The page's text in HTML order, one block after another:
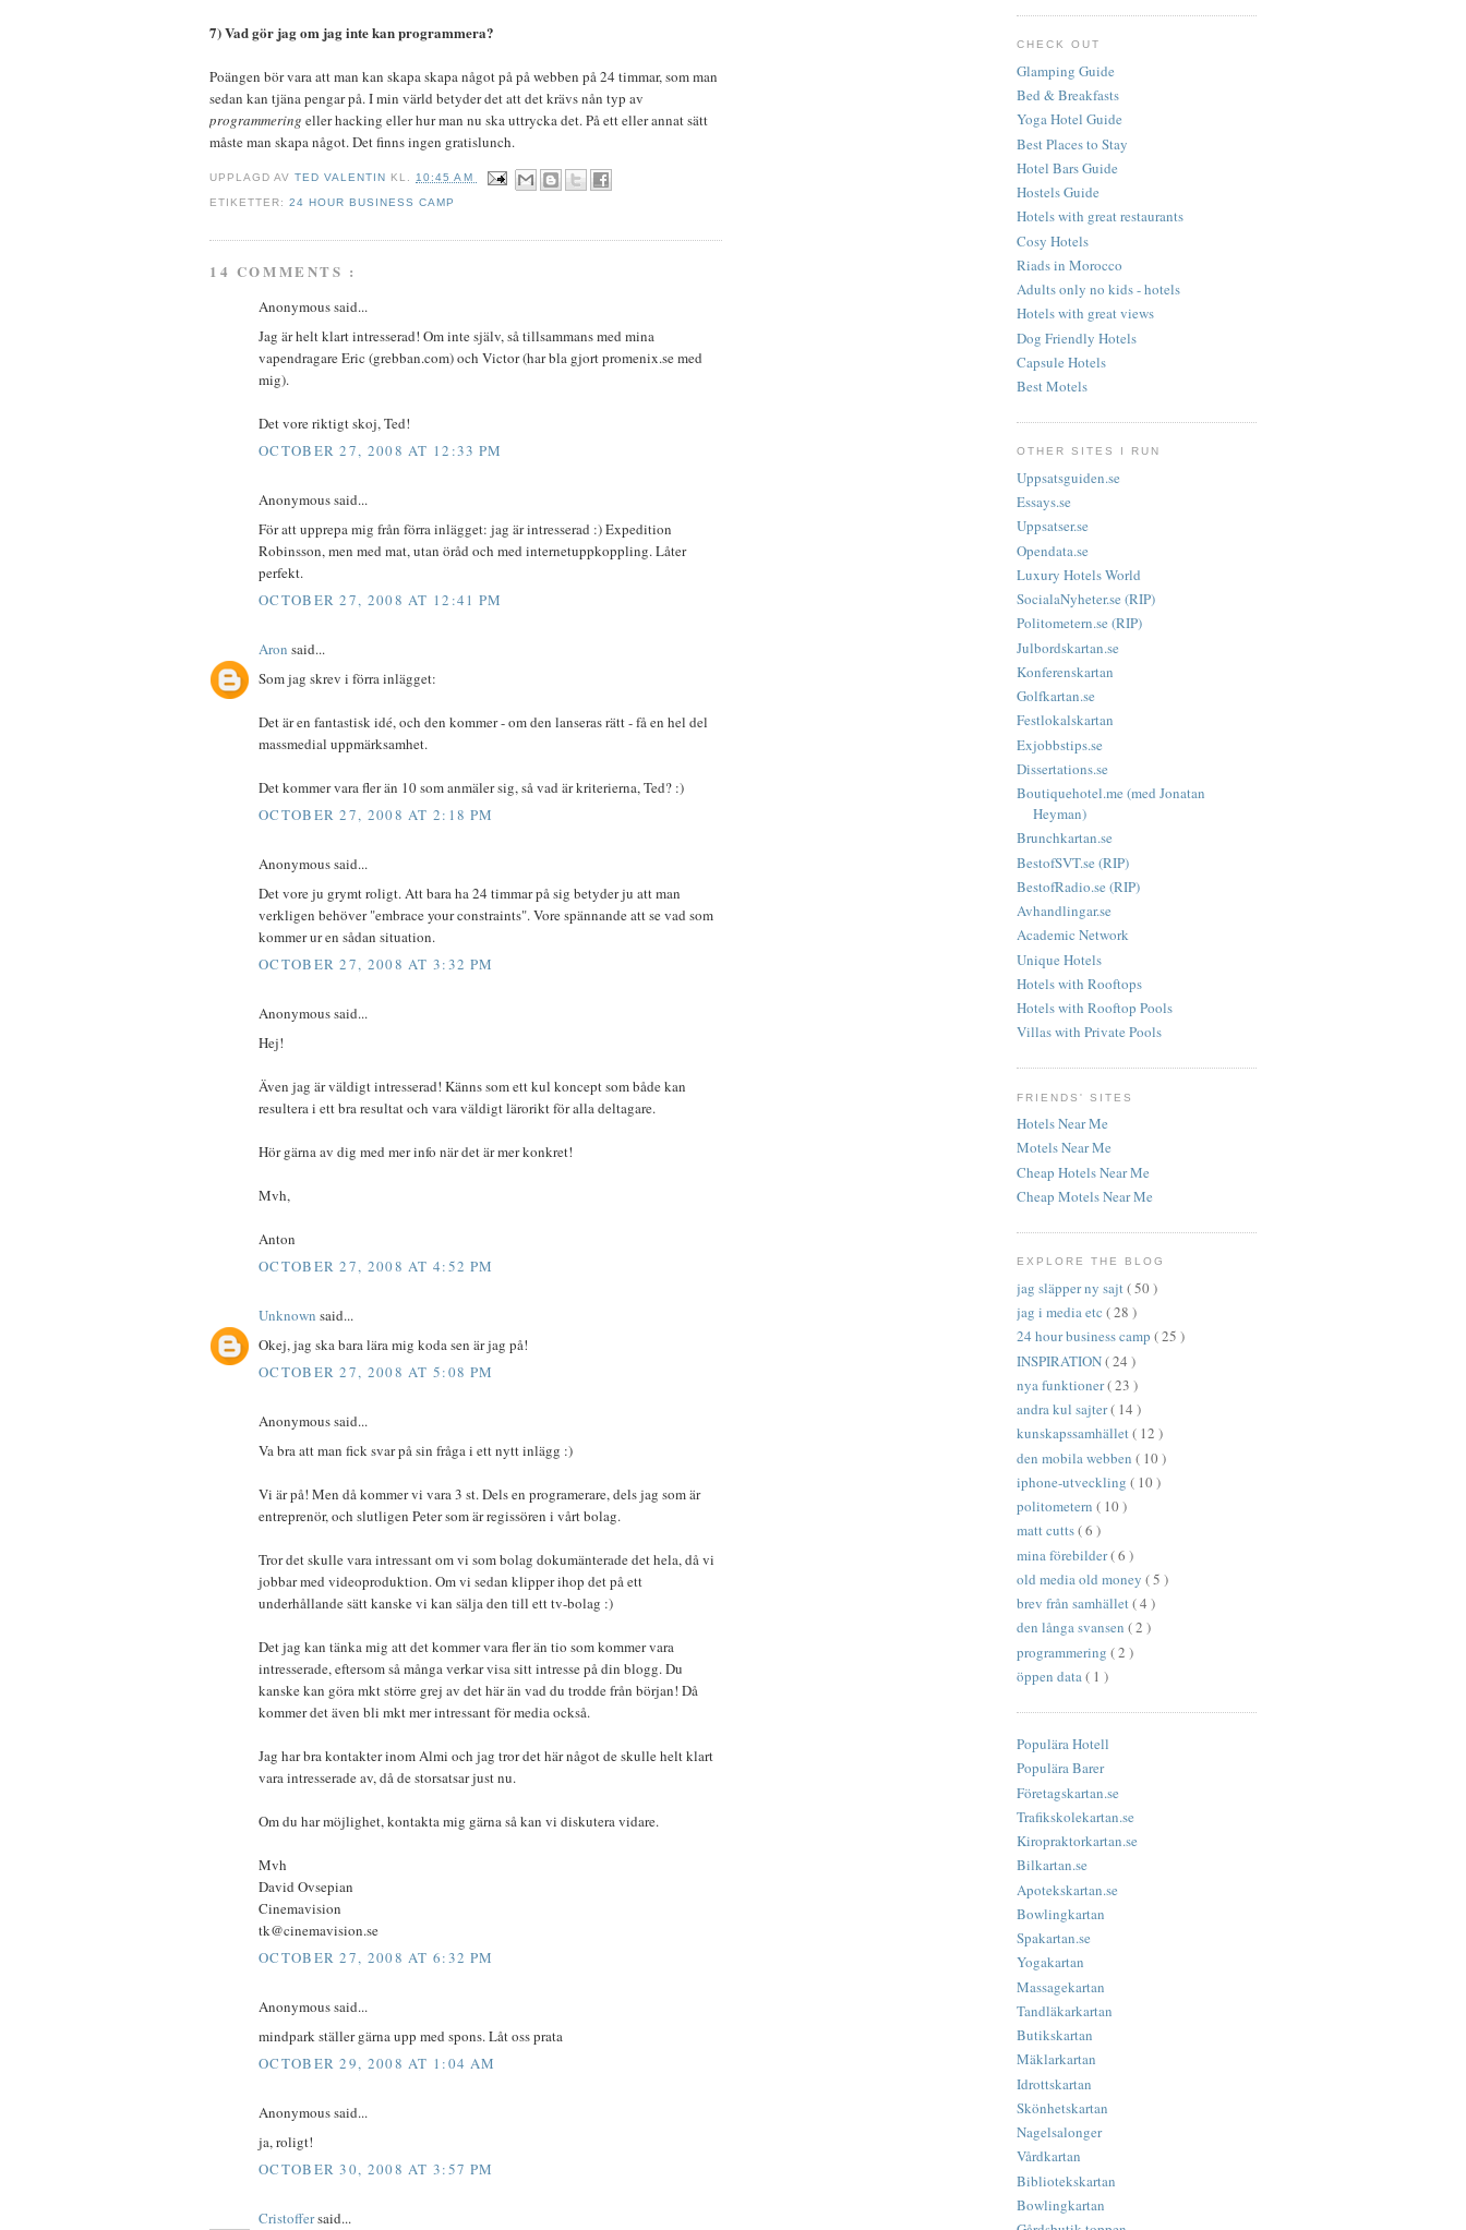
7) Vad gör jag om jag inte kan programmera?
Poängen bör vara att man kan skapa skapa något på på webben på 24 timmar, som man
sedan kan tjäna pengar på. I min värld betyder det att det krävs nån typ av
programmering eller hacking eller hur man nu ska uttrycka det. På ett eller annat sätt
måste man skapa något. Det finns ingen gratislunch.
UPPLAGD AVTED VALENTIN KL.10:45 AM
ETIKETTER:24 HOUR BUSINESS CAMP
14 COMMENTS :
Anonymous said...
Jag är helt klart intresserad! Om inte själv, så tillsammans med mina
vapendragare Eric (grebban.com) och Victor (har bla gjort promenix.se med
mig).
Det vore riktigt skoj, Ted!
OCTOBER 27, 2008 AT 12:33 PM
Anonymous said...
För att upprepa mig från förra inlägget: jag är intresserad :) Expedition
Robinsson, men med mat, utan öråd och med internetuppkoppling. Låter
perfekt.
OCTOBER 27, 2008 AT 12:41 PM
Aron said...
Som jag skrev i förra inlägget:
Det är en fantastisk idé, och den kommer - om den lanseras rätt - få en hel del
massmedial uppmärksamhet.
Det kommer vara fler än 10 som anmäler sig, så vad är kriterierna, Ted? :)
OCTOBER 27, 2008 AT 2:18 PM
Anonymous said...
Det vore ju grymt roligt. Att bara ha 24 timmar på sig betyder ju att man
verkligen behöver "embrace your constraints". Vore spännande att se vad som
kommer ur en sådan situation.
OCTOBER 27, 2008 AT 3:32 PM
Anonymous said...
Hej!
Även jag är väldigt intresserad! Känns som ett kul koncept som både kan
resultera i ett bra resultat och vara väldigt lärorikt för alla deltagare.
Hör gärna av dig med mer info när det är mer konkret!
Mvh,
Anton
OCTOBER 27, 2008 AT 4:52 PM
Unknown said...
Okej, jag ska bara lära mig koda sen är jag på!
OCTOBER 27, 2008 AT 5:08 PM
Anonymous said...
Va bra att man fick svar på sin fråga i ett nytt inlägg :)
Vi är på! Men då kommer vi vara 3 st. Dels en programerare, dels jag som är
entreprenör, och slutligen Peter som är regissören i vårt bolag.
Tror det skulle vara intressant om vi som bolag dokumänterade det hela, då vi
jobbar med videoproduktion. Om vi sedan klipper ihop det på ett
underhållande sätt kanske vi kan sälja den till ett tv-bolag :)
Det jag kan tänka mig att det kommer vara fler än tio som kommer vara
intresserade, eftersom så många verkar visa sitt intresse på din blogg. Du
kanske kan göra mkt större grej av det här än vad du trodde från början! Då
kommer det även bli mkt mer intressant för media också.
Jag har bra kontakter inom Almi och jag tror det här något de skulle helt klart
vara intresserade av, då de storsatsar just nu.
Om du har möjlighet, kontakta mig gärna så kan vi diskutera vidare.
Mvh
David Ovsepian
Cinemavision
tk@cinemavision.se
OCTOBER 27, 2008 AT 6:32 PM
Anonymous said...
mindpark ställer gärna upp med spons. Låt oss prata
OCTOBER 29, 2008 AT 1:04 AM
Anonymous said...
ja, roligt!
OCTOBER 30, 2008 AT 3:57 PM
Cristoffersaid...
CHECK OUT
Glamping Guide
Bed & Breakfasts
Yoga Hotel Guide
Best Places to Stay
Hotel Bars Guide
Hostels Guide
Hotels with great restaurants
Cosy Hotels
Riads in Morocco
Adults only no kids - hotels
Hotels with great views
Dog Friendly Hotels
Capsule Hotels
Best Motels
OTHER SITES I RUN
Uppsatsguiden.se
Essays.se
Uppsatser.se
Opendata.se
Luxury Hotels World
SocialaNyheter.se (RIP)
Politometern.se (RIP)
Julbordskartan.se
Konferenskartan
Golfkartan.se
Festlokalskartan
Exjobbstips.se
Dissertations.se
Boutiquehotel.me (med Jonatan
Heyman)
Brunchkartan.se
BestofSVT.se (RIP)
BestofRadio.se (RIP)
Avhandlingar.se
Academic Network
Unique Hotels
Hotels with Rooftops
Hotels with Rooftop Pools
Villas with Private Pools
FRIENDS' SITES
Hotels Near Me
Motels Near Me
Cheap Hotels Near Me
Cheap Motels Near Me
EXPLORE THE BLOG
jag släpper ny sajt( 50 )
jag i media etc ( 28 )
24 hour business camp ( 25 )
INSPIRATION( 24 )
nya funktioner( 23 )
andra kul sajter( 14 )
kunskapssamhället( 12 )
den mobila webben ( 10 )
iphone-utveckling ( 10 )
politometern ( 10 )
matt cutts( 6 )
mina förebilder( 6 )
old media old money ( 5 )
brev från samhället( 4 )
den långa svansen ( 2 )
programmering ( 2 )
öppen data( 1 )
Populära Hotell
Populära Barer
Företagskartan.se
Trafikskolekartan.se
Kiropraktorkartan.se
Bilkartan.se
Apotekskartan.se
Bowlingkartan
Spakartan.se
Yogakartan
Massagekartan
Tandläkarkartan
Butikskartan
Mäklarkartan
Idrottskartan
Skönhetskartan
Nagelsalonger
Vårdkartan
Bibliotekskartan
Bowlingkartan